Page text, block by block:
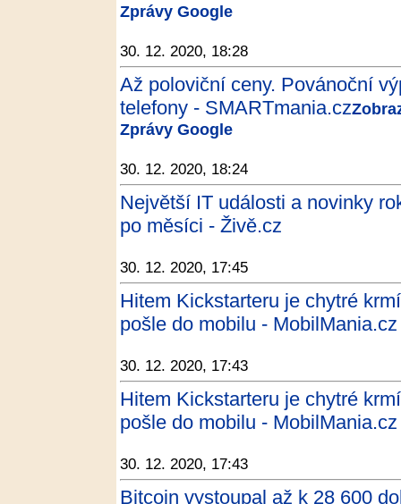
Zprávy Google
30. 12. 2020, 18:28
Až poloviční ceny. Povánoční
telefony - SMARTmania.cz
Zprávy Google
30. 12. 2020, 18:24
Největší IT události a novinky
po měsíci - Živě.cz
30. 12. 2020, 17:45
Hitem Kickstarteru je chytré
pošle do mobilu - MobilMania.cz
30. 12. 2020, 17:43
Hitem Kickstarteru je chytré
pošle do mobilu - MobilMania.cz
30. 12. 2020, 17:43
Bitcoin vystoupal až k 28 600